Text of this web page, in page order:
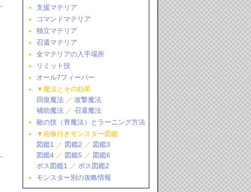
支援マテリア
コマンドマテリア
独立マテリア
召還マテリア
全マテリアの入手場所
リミット技
オール7フィーバー
▼魔法とその効果
回復魔法 ／ 攻撃魔法
補助魔法 ／ 召還魔法
敵の技（青魔法）とラーニング方法
▼画像付きモンスター図鑑
図鑑1
／ 図鑑2 ／ 図鑑3
図鑑4 ／ 図鑑5 ／ 図鑑6
ボス図鑑1
／ ボス図鑑2
モンスター別の攻略情報